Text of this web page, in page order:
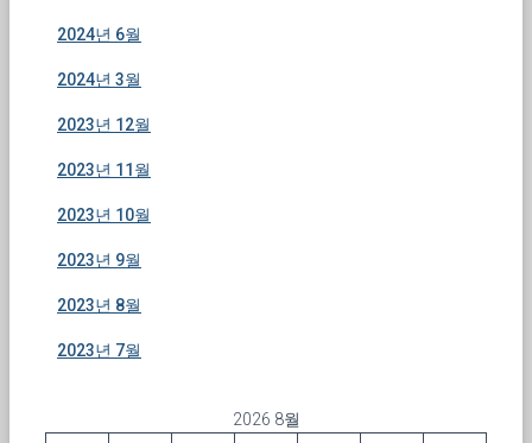
2024년 6월
2024년 3월
2023년 12월
2023년 11월
2023년 10월
2023년 9월
2023년 8월
2023년 7월
2026 8월